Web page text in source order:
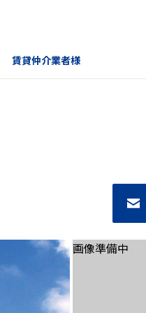
賃貸仲介業者様
画像準備中